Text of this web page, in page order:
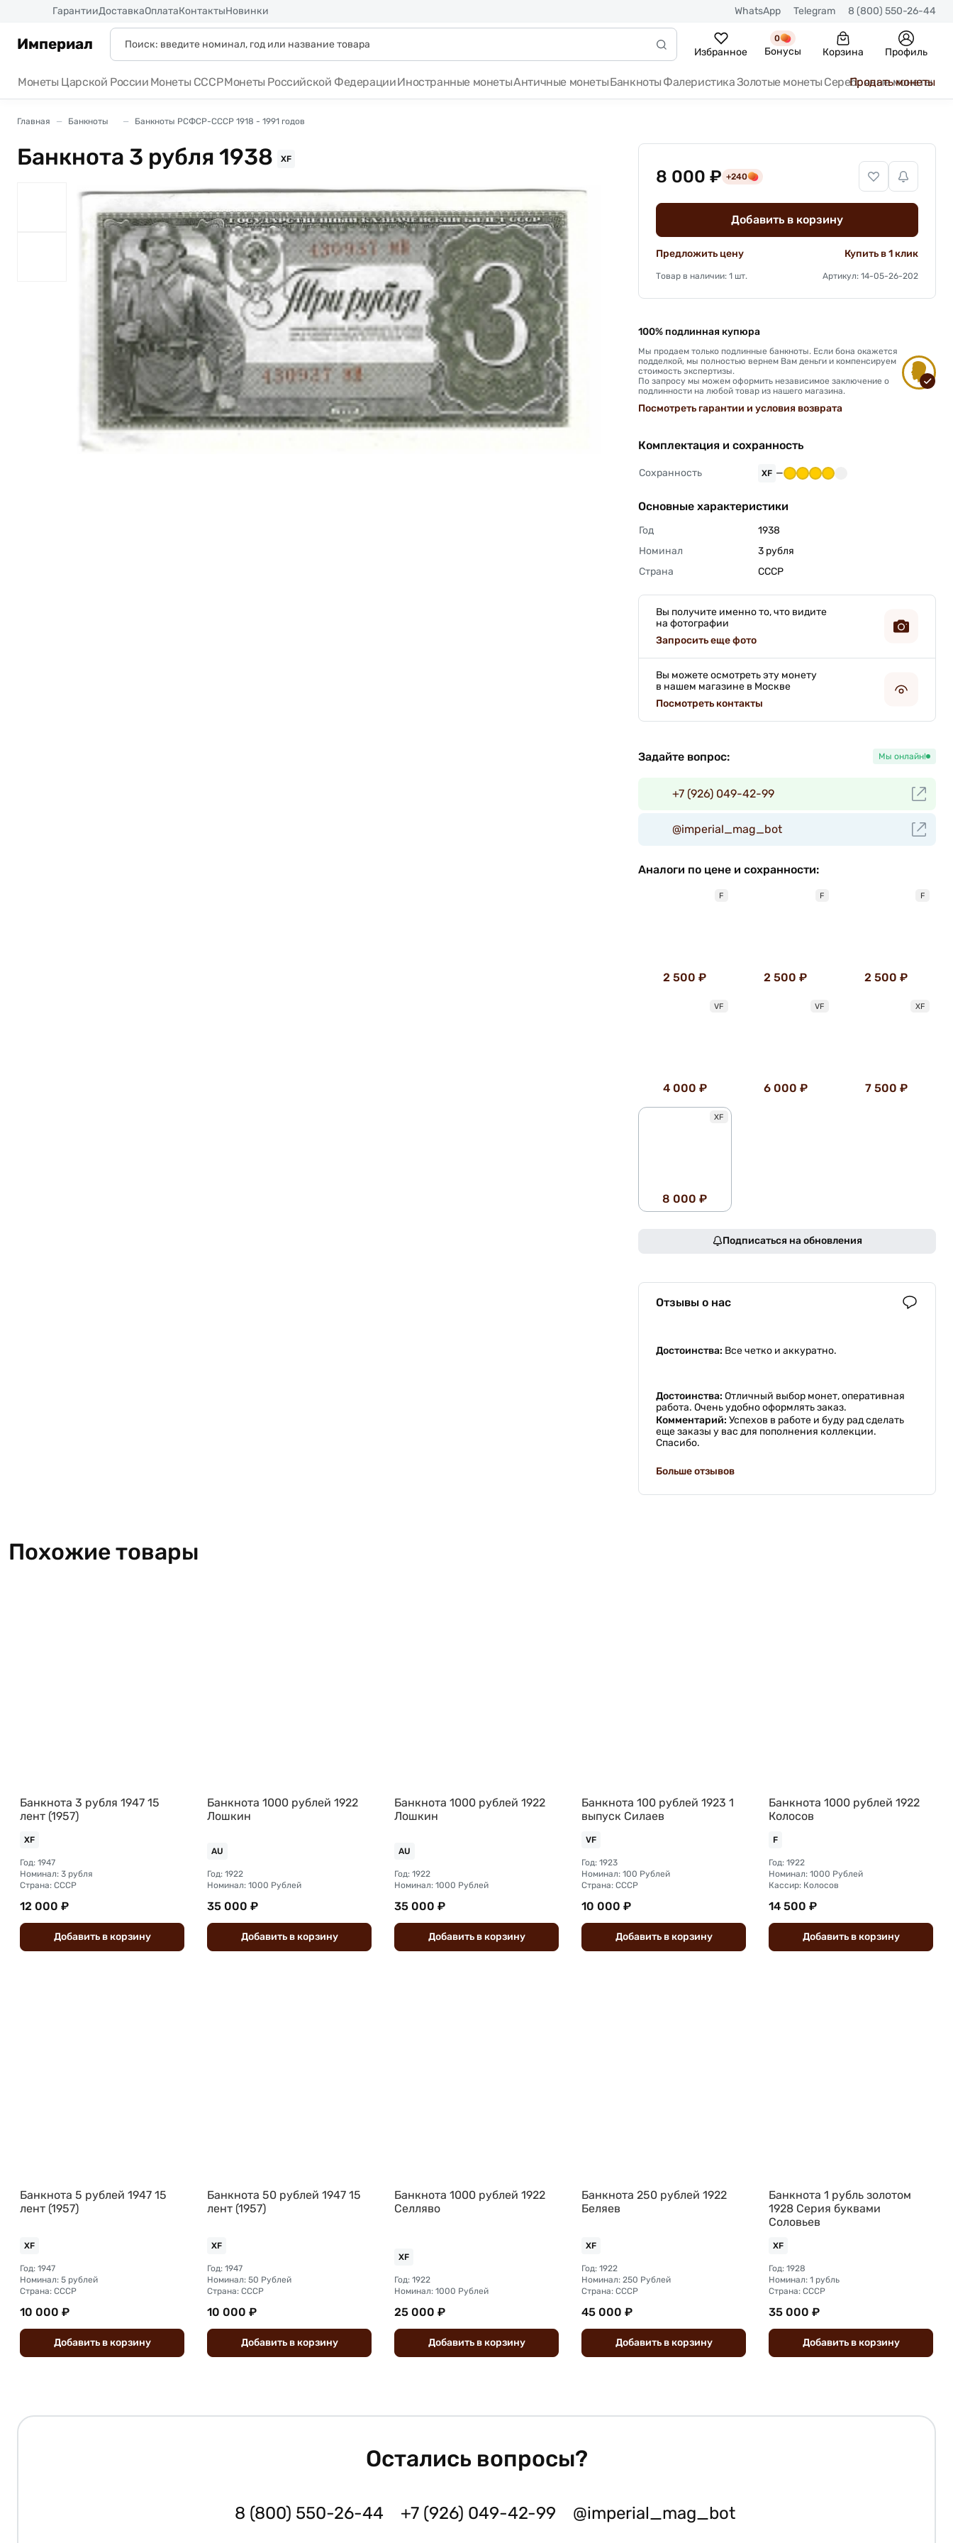
ГарантииДоставкаОплатаКонтактыНовинки WhatsApp Telegram 8 (800) 550-26-44
Империал Избранное
0
Бонусы Корзина Профиль
Монеты Царской России Монеты СССРМонеты Российской ФедерацииИностранные монетыАнтичные монетыБанкноты ФалеристикаЗолотые монеты Серебряные монеты
Продать монеты
Главная Банкноты Банкноты РСФСР-СССР 1918 - 1991 годов
Банкнота 3 рубля 1938 XF
8 000 ₽ +240
Добавить в корзину
Предложить цену Купить в 1 клик
Товар в наличии: 1 шт. Артикул: 14-05-26-202
100% подлинная купюра
Мы продаем только подлинные банкноты. Если бона окажется
подделкой, мы полностью вернем Вам деньги и компенсируем
стоимость экспертизы.
По запросу мы можем оформить независимое заключение о
подлинности на любой товар из нашего магазина.
Посмотреть гарантии и условия возврата
Комплектация и сохранность
Сохранность XF —
Основные характеристики
Год
1938
Номинал
3 рубля
Страна
СССР
Вы получите именно то, что видите
на фотографии
Запросить еще фото
Вы можете осмотреть эту монету
в нашем магазине в Москве
Посмотреть контакты
Задайте вопрос: Мы онлайн!
+7 (926) 049-42-99
@imperial_mag_bot
Аналоги по цене и сохранности:
F
2 500 ₽
F
2 500 ₽
F
2 500 ₽
VF
4 000 ₽
VF
6 000 ₽
XF
7 500 ₽
XF
8 000 ₽
Подписаться на обновления
Отзывы о нас
Достоинства: Все четко и аккуратно.
Достоинства: Отличный выбор монет, оперативная
работа. Очень удобно оформлять заказ.
Комментарий: Успехов в работе и буду рад сделать
еще заказы у вас для пополнения коллекции.
Спасибо.
Больше отзывов
Похожие товары
Банкнота 3 рубля 1947 15
лент (1957)
XF
Год: 1947
Номинал: 3 рубля
Страна: СССР
12 000 ₽
Добавить вкорзину
Банкнота 1000 рублей 1922
Лошкин
AU
Год: 1922
Номинал: 1000 Рублей
35 000 ₽
Добавить вкорзину
Банкнота 1000 рублей 1922
Лошкин
AU
Год: 1922
Номинал: 1000 Рублей
35 000 ₽
Добавить вкорзину
Банкнота 100 рублей 1923 1
выпуск Силаев
VF
Год: 1923
Номинал: 100 Рублей
Страна: СССР
10 000 ₽
Добавить вкорзину
Банкнота 1000 рублей 1922
Колосов
F
Год: 1922
Номинал: 1000 Рублей
Кассир: Колосов
14 500 ₽
Добавить вкорзину
Банкнота 5 рублей 1947 15
лент (1957)
XF
Год: 1947
Номинал: 5 рублей
Страна: СССР
10 000 ₽
Добавить вкорзину
Банкнота 50 рублей 1947 15
лент (1957)
XF
Год: 1947
Номинал: 50 Рублей
Страна: СССР
10 000 ₽
Добавить вкорзину
Банкнота 1000 рублей 1922
Селляво
XF
Год: 1922
Номинал: 1000 Рублей
25 000 ₽
Добавить вкорзину
Банкнота 250 рублей 1922
Беляев
XF
Год: 1922
Номинал: 250 Рублей
Страна: СССР
45 000 ₽
Добавить вкорзину
Банкнота 1 рубль золотом
1928 Серия буквами
Соловьев
XF
Год: 1928
Номинал: 1 рубль
Страна: СССР
35 000 ₽
Добавить вкорзину
Остались вопросы?
8 (800) 550-26-44 +7 (926) 049-42-99 @imperial_mag_bot